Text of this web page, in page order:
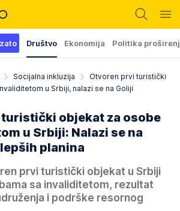
Društvo Ekonomija Politika
Socijalna inkluzija
Otvoren prvi turistički
u Srbiji, nalazi se na Goliji
objekat za osobe
u Srbiji: Nalazi se na
planina
prvi turistički objekat u Srbiji
sa invaliditetom, rezultat
i podrške resornog